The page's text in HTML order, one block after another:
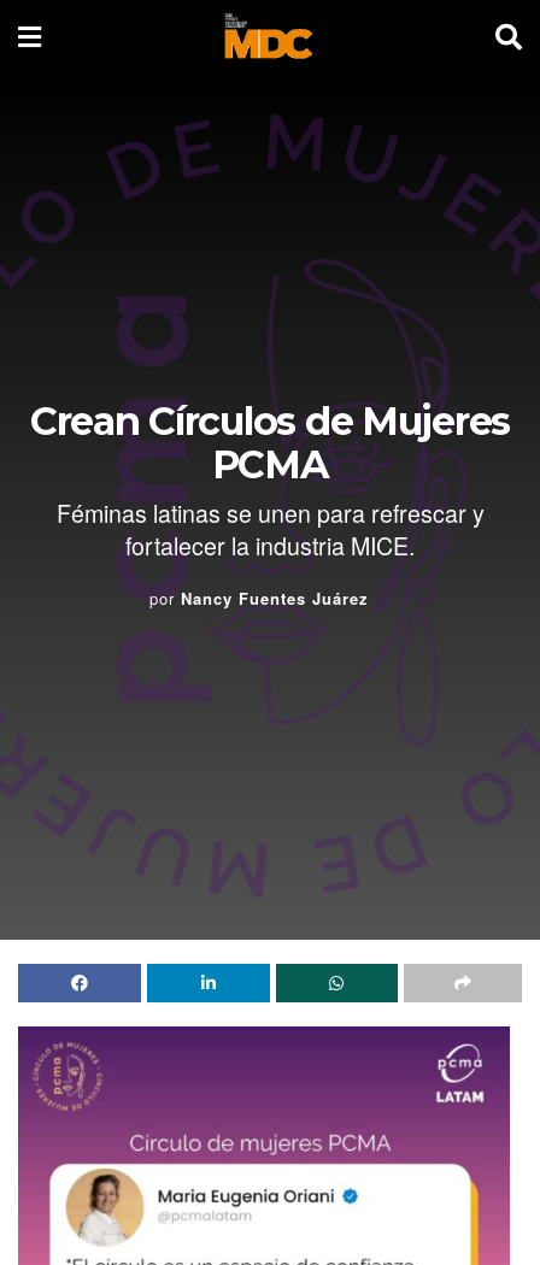
Crean Círculos de Mujeres
PCMA
Féminas latinas se unen para refrescar y
fortalecer la industria MICE.
por Nancy Fuentes Juárez